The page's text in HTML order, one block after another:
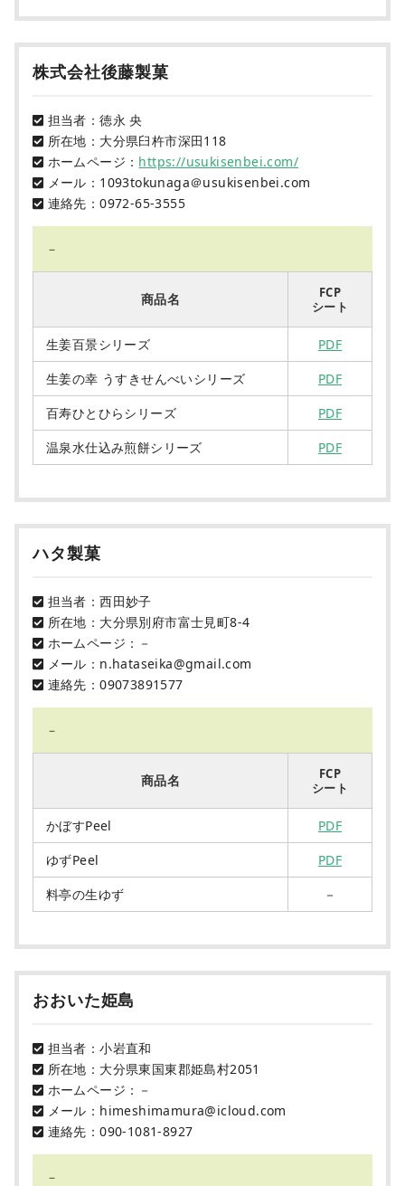
株式会社後藤製菓
担当者：徳永 央
所在地：大分県臼杵市深田118
ホームページ： https://usukisenbei.com/
メール：1093tokunaga＠usukisenbei.com
連絡先：0972-65-3555
－
商品名
FCP
シート
生姜百景シリーズ
PDF
生姜の幸 うすきせんべいシリーズ
PDF
百寿ひとひらシリーズ
PDF
温泉水仕込み煎餅シリーズ
PDF
ハタ製菓
担当者：西田妙子
所在地：大分県別府市富士見町8-4
ホームページ：－
メール：n.hataseika@gmail.com
連絡先：09073891577
－
商品名
FCP
シート
かぼすPeel
PDF
ゆずPeel
PDF
料亭の生ゆず
－
おおいた姫島
担当者：小岩直和
所在地：大分県東国東郡姫島村2051
ホームページ：－
メール：himeshimamura@icloud.com
連絡先：090-1081-8927
－